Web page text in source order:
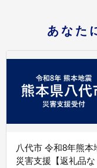
あなた
八代市 令和8年熊本
災害支援【返礼品な